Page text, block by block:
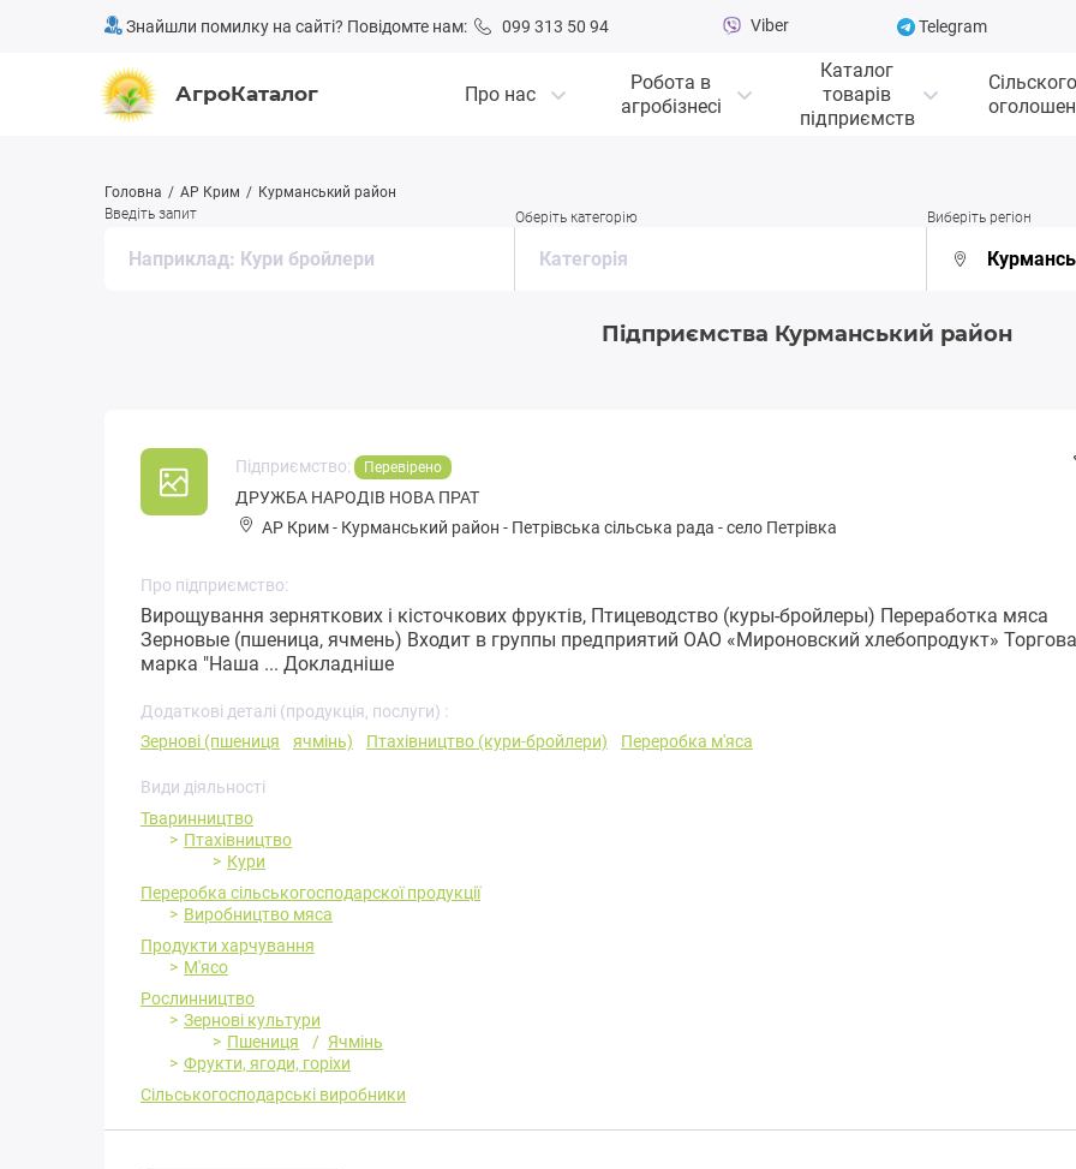
Знайшли помилку на сайті? Повідомте нам: 099 313 50 94 Viber Telegram
АгроКаталог Про нас
Робота в
агробізнесі
Каталог
товарів
підприємств
Головна АР Крим
Курманський район
Введіть запит
Оберіть категорію Виберіть регіон
Підприємства Курманський район
Підприємство: Перевірено
ДРУЖБА НАРОДІВ НОВА ПРАТ
АР Крим- Курманський район - Петрівська сільська рада -село Петрівка
Про підприємство:
Вирощування зерняткових і кісточкових фруктів, Птицеводство (куры-бройлеры) Переработка мяса
Зерновые (пшеница, ячмень) Входит в группы предприятий ОАО «Мироновский хлебопродукт»
марка "Наша ... Докладніше
Додаткові деталі (продукція, послуги) :
Зернові (пшениця
ячмінь) Птахівництво (кури-бройлери) Переробка м'яса
Види діяльності
Тваринництво
Птахівництво
Кури
Переробка cільськогосподарскої продукції
Виробництво мяса
Продукти харчування
М'ясо
Рослинництво
Зернові культури
Пшениця
Ячмінь
Фрукти, ягоди, горіхи
Сільськогосподарські виробники